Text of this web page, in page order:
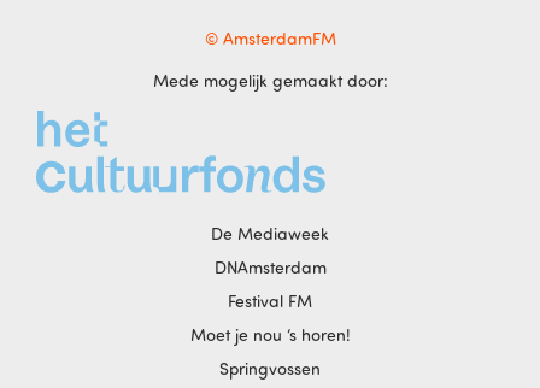
© AmsterdamFM
Mede mogelijk gemaakt door:
De Mediaweek
DNAmsterdam
Festival FM
Moet je nou ‘s horen!
Springvossen